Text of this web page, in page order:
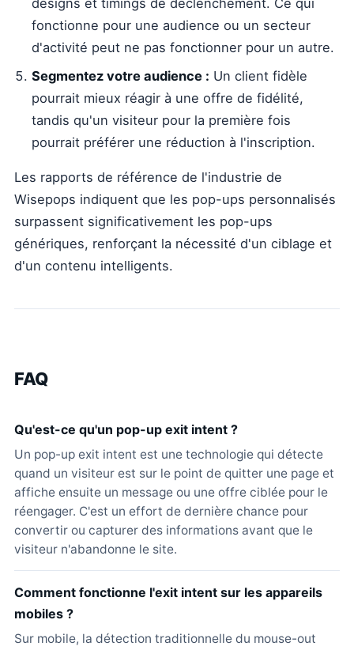
designs et timings de déclenchement. Ce qui
fonctionne pour une audience ou un secteur
d'activité peut ne pas fonctionner pour un autre.
Segmentez votre audience : Un client fidèle
pourrait mieux réagir à une offre de fidélité,
tandis qu'un visiteur pour la première fois
pourrait préférer une réduction à l'inscription.
Les rapports de référence de l'industrie de
Wisepops indiquent que les pop-ups personnalisés
surpassent significativement les pop-ups
génériques, renforçant la nécessité d'un ciblage et
d'un contenu intelligents.
FAQ
Qu'est-ce qu'un pop-up exit intent ?
Un pop-up exit intent est une technologie qui détecte
quand un visiteur est sur le point de quitter une page et
affiche ensuite un message ou une offre ciblée pour le
réengager. C'est un effort de dernière chance pour
convertir ou capturer des informations avant que le
visiteur n'abandonne le site.
Comment fonctionne l'exit intent sur les appareils
mobiles ?
Sur mobile, la détection traditionnelle du mouse-out